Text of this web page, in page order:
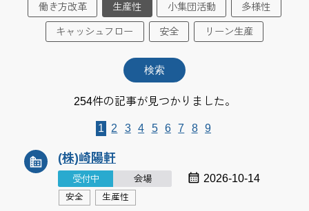
働き方改革 生産性 小集団活動 多様性
キャッシュフロー 安全 リーン生産
254件の記事が見つかりました。
1 2 3 4 5 6 7 8 9
(株)崎陽軒
受付中 会場 2026-10-14
安全 生産性